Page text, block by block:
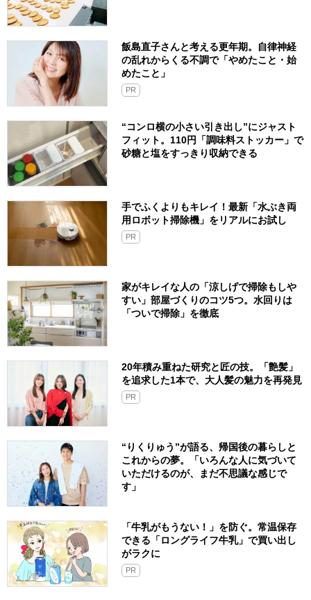
飯島直子さんと考える更年期。自律神経
の乱れからくる不調で「やめたこと・始
めたこと」
PR
“コンロ横の小さい引き出し”にジャスト
フィット。110円「調味料ストッカー」で
砂糖と塩をすっきり収納できる
手でふくよりもキレイ！最新「水ぶき両
用ロボット掃除機」をリアルにお試し
PR
家がキレイな人の「涼しげで掃除もしや
すい」部屋づくりのコツ5つ。水回りは
「ついで掃除」を徹底
20年積み重ねた研究と匠の技。「艶髪」
を追求した1本で、大人髪の魅力を再発見
PR
“りくりゅう”が語る、帰国後の暮らしと
これからの夢。「いろんな人に気づいて
いただけるのが、まだ不思議な感じで
す」
「牛乳がもうない！」を防ぐ。常温保存
できる「ロングライフ牛乳」で買い出し
がラクに
PR